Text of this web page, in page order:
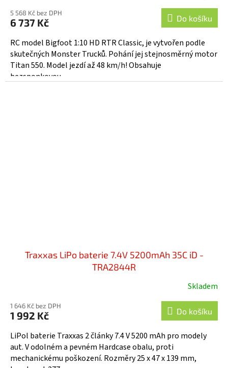
5 568 Kč bez DPH
6 737 Kč Do košíku
RC model Bigfoot 1:10 HD RTR Classic, je vytvořen podle
skutečných Monster Trucků. Pohání jej stejnosměrný motor
Titan 550. Model jezdí až 48 km/h! Obsahuje
bezsponkovou...
Traxxas LiPo baterie 7.4V 5200mAh 35C iD -
TRA2844R
Skladem
1 646 Kč bez DPH
1 992 Kč Do košíku
LiPol baterie Traxxas 2 články 7.4 V 5200 mAh pro modely
aut. V odolném a pevném Hardcase obalu, proti
mechanickému poškození. Rozměry 25 x 47 x 139 mm,